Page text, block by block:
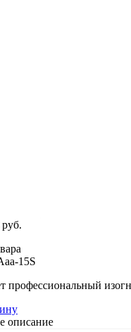
15S
профессиональный
описание